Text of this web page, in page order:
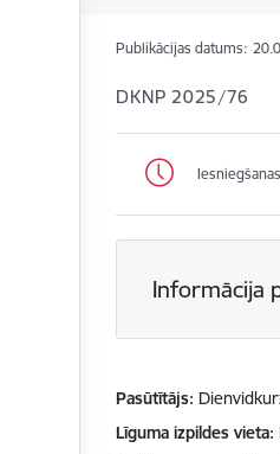
Publikācijas datums:
DKNP 2025/76
Informācija
Pasūtītājs
Līguma izpildes vieta